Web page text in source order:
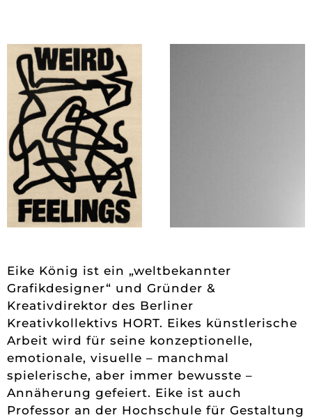
Eike König ist ein „weltbekannter
Grafikdesigner“ und Gründer &
Kreativdirektor des Berliner
Kreativkollektivs HORT. Eikes künstlerische
Arbeit wird für seine konzeptionelle,
emotionale, visuelle – manchmal
spielerische, aber immer bewusste –
Annäherung gefeiert. Eike ist auch
Professor an der Hochschule für Gestaltung